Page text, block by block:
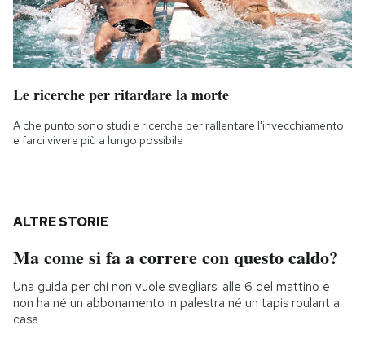
Le ricerche per ritardare la morte
A che punto sono studi e ricerche per rallentare l'invecchiamento
e farci vivere più a lungo possibile
ALTRE STORIE
Ma come si fa a correre con questo caldo?
Una guida per chi non vuole svegliarsi alle 6 del mattino e
non ha né un abbonamento in palestra né un tapis roulant a
casa